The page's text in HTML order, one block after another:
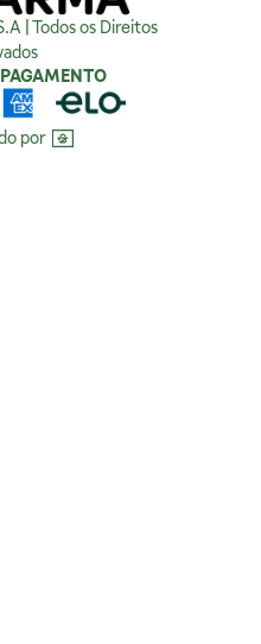
| Todos os Direitos
por